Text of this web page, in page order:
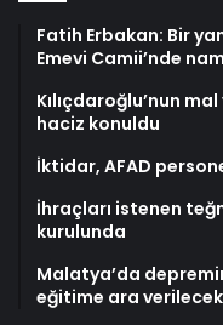
Fatih Erbakan: Bir
Emevi Camii’nde
Kılıçdaroğlu’nun
haciz konuldu
İktidar, AFAD
İhraçları istenen
kurulunda
Malatya’da
eğitime ara verilecek